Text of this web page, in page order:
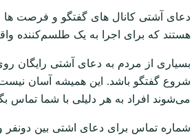
دعای آشتی کانال های گفتگو و فرصت ها
هستند که برای اجرا به یک طلسم‌کننده واقعاً قدرتمند
بسیاری از مردم به دعای آشتی رایگان
شروع گفتگو باشد. این همیشه آسان نیست
می‌شوند افراد به هر دلیلی با شما تماس بگیرند در کمتر از
شماره تماس برای دعای اشتی بین دونفر